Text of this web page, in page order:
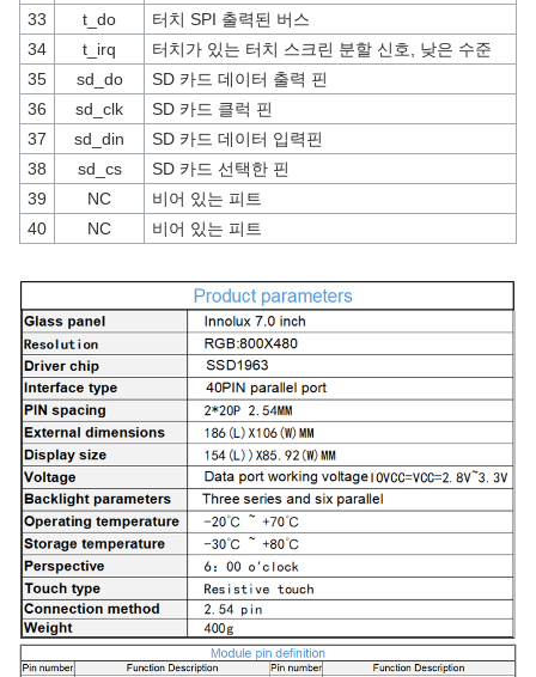
33
t_do
터치 SPI 출력된 버스
34
t_irq
터치가 있는 터치 스크린 분할 신호, 낮은 수준
35
sd_do
SD 카드 데이터 출력 핀
36
sd_clk
SD 카드 클럭 핀
37
sd_din
SD 카드 데이터 입력핀
38
sd_cs
SD 카드 선택한 핀
39
NC
비어 있는 피트
40
NC 비어 있는 피트